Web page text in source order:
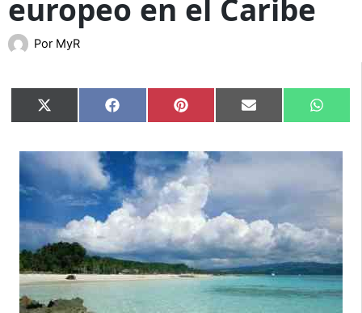
europeo en el Caribe
Por MyR
Compartir
en
X
(Twitter)
Compartir
en
Facebook Compartir
en
Pinterest Compartir
en
Email
en